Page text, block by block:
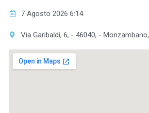
7 Agosto 2026 6:14
Via Garibaldi, 6, - 46040, - Monzambano,